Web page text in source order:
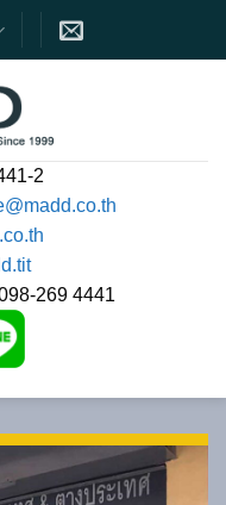
2
269 4441